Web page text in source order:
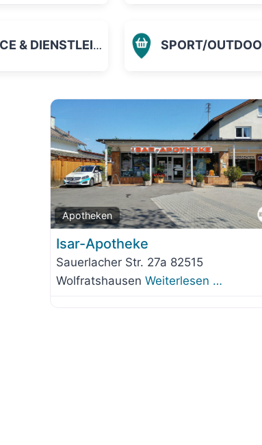
DIENSTLEISTUNGEN SPORT/OUTDOOR/
Apotheken
Isar-Apotheke
Sauerlacher Str. 27a 82515
WolfratshausenWeiterlesen …